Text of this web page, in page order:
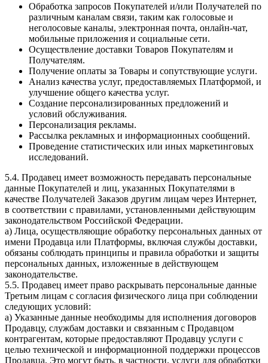
Обработка запросов Покупателей и/или Получателей по
различным каналам связи, таким как голосовые и
неголосовые каналы, электронная почта, онлайн-чат,
мобильные приложения и социальные сети.
Осуществление доставки Товаров Покупателям и
Получателям.
Получение оплаты за Товары и сопутствующие услуги.
Анализ качества услуг, предоставляемых Платформой, и
улучшение общего качества услуг.
Создание персонализированных предложений и
условий обслуживания.
Персонализация рекламы.
Рассылка рекламных и информационных сообщений.
Проведение статистических или иных маркетинговых
исследований.
5.4. Продавец имеет возможность передавать персональные
данные Покупателей и лиц, указанных Покупателями в
качестве Получателей Заказов другим лицам через Интернет,
в соответствии с правилами, установленными действующим
законодательством Российской Федерации.
a) Лица, осуществляющие обработку персональных данных от
имени Продавца или Платформы, включая службы доставки,
обязаны соблюдать принципы и правила обработки и защиты
персональных данных, изложенные в действующем
законодательстве.
5.5. Продавец имеет право раскрывать персональные данные
Третьим лицам с согласия физического лица при соблюдении
следующих условий:
a) Указанные данные необходимы для исполнения договоров
Продавцу, службам доставки и связанным с Продавцом
контрагентам, которые предоставляют Продавцу услуги с
целью технической и информационной поддержки процессов
Продавца. Это могут быть, в частности, услуги для обработки